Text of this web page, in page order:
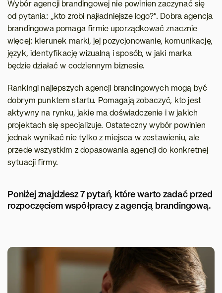
Wybór agencji brandingowej nie powinien zaczynać się
od pytania: „kto zrobi najładniejsze logo?”. Dobra agencja
brandingowa pomaga firmie uporządkować znacznie
więcej: kierunek marki, jej pozycjonowanie, komunikację,
język, identyfikację wizualną i sposób, w jaki marka
będzie działać w codziennym biznesie.
Rankingi najlepszych agencji brandingowych mogą być
dobrym punktem startu. Pomagają zobaczyć, kto jest
aktywny na rynku, jakie ma doświadczenie i w jakich
projektach się specjalizuje. Ostateczny wybór powinien
jednak wynikać nie tylko z miejsca w zestawieniu, ale
przede wszystkim z dopasowania agencji do konkretnej
sytuacji firmy.
Poniżej znajdziesz 7 pytań, które warto zadać przed
rozpoczęciem współpracy z agencją brandingową.